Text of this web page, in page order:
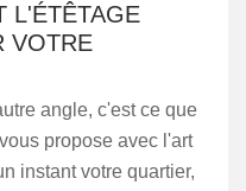
L'ÉTÊTAGE
VOTRE
angle, c'est ce que
propose avec l'art
instant votre quartier,